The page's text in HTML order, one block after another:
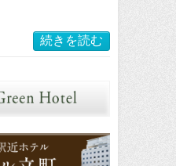
続きを読む